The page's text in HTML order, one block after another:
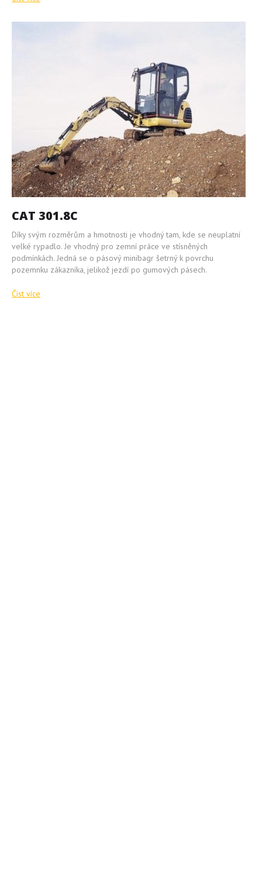
CAT 301.8C
Díky svým rozměrům a hmotnosti je vhodný tam, kde se neuplatní
velké rypadlo. Je vhodný pro zemní práce ve stísněných
podmínkách. Jedná se o pásový minibagr šetrný k povrchu
pozemnku zákazníka, jelikož jezdí po gumových pásech.
Číst více